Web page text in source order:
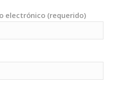
electrónico (requerido)